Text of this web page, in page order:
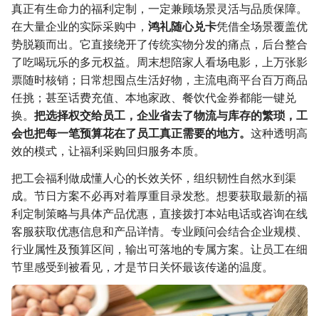
真正有生命力的福利定制，一定兼顾场景灵活与品质保障。
在大量企业的实际采购中， 鸿礼随心兑卡凭借全场景覆盖优
势脱颖而出。它直接绕开了传统实物分发的痛点，后台整合
了吃喝玩乐的多元权益。周末想陪家人看场电影，上万张影
票随时核销；日常想囤点生活好物，主流电商平台百万商品
任挑；甚至话费充值、本地家政、餐饮代金券都能一键兑
换。 把选择权交给员工，企业省去了物流与库存的繁琐，工
会也把每一笔预算花在了员工真正需要的地方。 这种透明高
效的模式，让福利采购回归服务本质。
把工会福利做成懂人心的长效关怀，组织韧性自然水到渠
成。节日方案不必再对着厚重目录发愁。想要获取最新的福
利定制策略与具体产品优惠，直接拨打本站电话或咨询在线
客服获取优惠信息和产品详情。专业顾问会结合企业规模、
行业属性及预算区间，输出可落地的专属方案。让员工在细
节里感受到被看见，才是节日关怀最该传递的温度。